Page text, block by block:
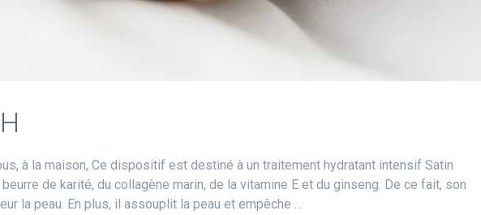
à la maison, Ce dispositif est destiné à un traitement hydratant intensif Satin
de karité, du collagène marin, de la vitamine E et du ginseng. De ce fait, son
la peau. En plus, il assouplit la peau et empêche …